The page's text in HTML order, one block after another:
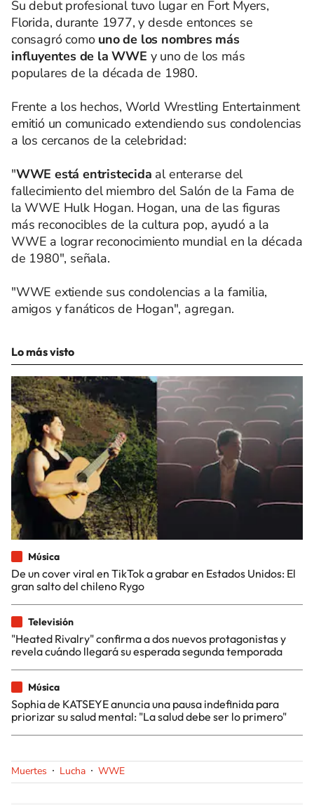
Su debut profesional tuvo lugar en Fort Myers,
Florida, durante 1977, y desde entonces se
consagró comouno de los nombres más
influyentes de la WWE y uno de los más
populares de la década de 1980.
Frente a los hechos, World Wrestling Entertainment
emitió un comunicado extendiendo sus condolencias
a los cercanos de la celebridad:
"WWE está entristecida al enterarse del
fallecimiento del miembro del Salón de la Fama de
la WWE Hulk Hogan. Hogan, una de las figuras
más reconocibles de la cultura pop, ayudó a la
WWE a lograr reconocimiento mundial en la década
de 1980", señala.
"WWE extiende sus condolencias a la familia,
amigos y fanáticos de Hogan", agregan.
Lo más visto
Música
De un cover viral en TikTok a grabar en Estados Unidos: El
gran salto del chileno Rygo
Televisión
"Heated Rivalry" confirma a dos nuevos protagonistas y
revela cuándo llegará su esperada segunda temporada
Música
Sophia de KATSEYE anuncia una pausa indefinida para
priorizar su salud mental: "La salud debe ser lo primero"
Muertes Lucha WWE